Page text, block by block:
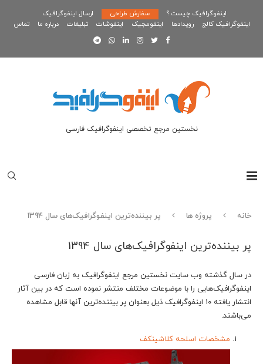
اینفوگرافیک چیست ؟ سفارش طراحی
ارسال اینفوگرافیک
اینفوگرافیک کالج
رویدادها اینفومجیک اینفوشات تبلیغات درباره ما تماس
نخستین مرجع تخصصی اینفوگرافیک فارسی
خانه پروژه ها پر بیننده‌ترین اینفوگرافیک‌های سال 1394
پر بیننده‌ترین اینفوگرافیک‌های سال 1394
در سال گذشته وب سایت نخستین مرجع اینفوگرافیک به زبان فارسی
اینفوگرافیک‌هایی را با موضوعات مختلف منتشر نموده است که در بین آثار
انتشار یافته 10 اینفوگرافیک ذیل بعنوان پر بیننده‌ترین آنها قابل مشاهده
می‌باشند.
مشخصات اسلحه کلاشینکف